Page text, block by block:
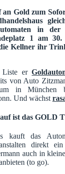
Gold zum
in
1 am
Kellner ihr
Liste er
von Auto
in München
Und wächst
ist das GOLD
kauft das
direkt
auch in
(to go).